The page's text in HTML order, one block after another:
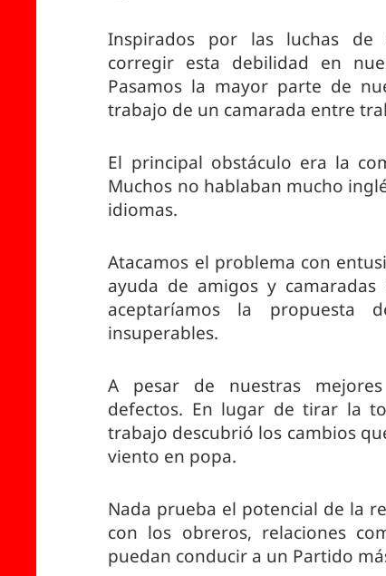
Inspirados por las luchas de
corregir esta debilidad en
Pasamos la mayor parte de
trabajo de un camarada entre
El principal obstáculo era la
Muchos no hablaban mucho
idiomas.
Atacamos el problema con
ayuda de amigos y
aceptaríamos la propuesta
insuperables.
A pesar de nuestras
defectos. En lugar de tirar la
trabajo descubrió los cambios
viento en popa.
Nada prueba el potencial de la
con los obreros, relaciones
puedan conducir a un Partido